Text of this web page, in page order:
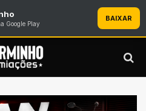
Google Play
BAIXAR